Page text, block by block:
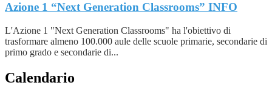
Azione 1 “Next Generation Classrooms” INFO
L'Azione 1 "Next Generation Classrooms" ha l'obiettivo di
trasformare almeno 100.000 aule delle scuole primarie, secondarie di
primo grado e secondarie di...
Calendario